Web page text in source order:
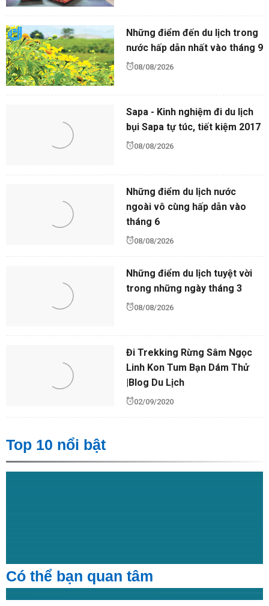
Những điểm đến du lịch trong
nước hấp dẫn nhất vào tháng 9
08/08/2026
Sapa - Kinh nghiệm đi du lịch
bụi Sapa tự túc, tiết kiệm 2017
08/08/2026
Những điểm du lịch nước
ngoài vô cùng hấp dẫn vào
tháng 6
08/08/2026
Những điểm du lịch tuyệt vời
trong những ngày tháng 3
08/08/2026
Đi Trekking Rừng Sâm Ngọc
Linh Kon Tum Bạn Dám Thử
|Blog Du Lịch
02/09/2020
Top 10 nổi bật
Có thể bạn quan tâm